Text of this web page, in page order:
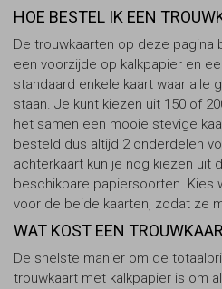
HOE BESTEL IK EEN
De trouwkaarten op deze pagina
een voorzijde op kalkpapier en
standaard enkele kaart waar alle
staan. Je kunt kiezen uit 150 of
het samen een mooie stevige
besteld dus altijd 2 onderdelen
achterkaart kun je nog kiezen uit
beschikbare papiersoorten. Kies
voor de beide kaarten, zodat ze
WAT KOST EEN
De snelste manier om de
trouwkaart met kalkpapier is om